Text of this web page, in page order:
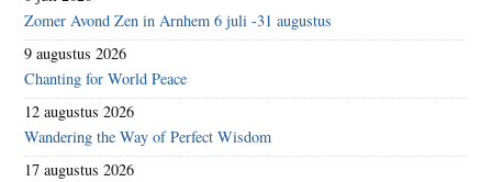
Zomer Avond Zen in Arnhem 6 juli -31 augustus
9 augustus 2026
Chanting for World Peace
12 augustus 2026
Wandering the Way of Perfect Wisdom
17 augustus 2026